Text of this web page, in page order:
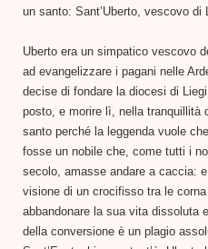
un santo: Sant’Uberto, vescovo di
Uberto era un simpatico vescovo
ad evangelizzare i pagani nelle
decise di fondare la diocesi di
posto, e morire lì, nella tranquillità
santo perché la leggenda vuole
fosse un nobile che, come tutti i
secolo, amasse andare a caccia:
visione di un crocifisso tra le
abbandonare la sua vita dissoluta
della conversione è un plagio